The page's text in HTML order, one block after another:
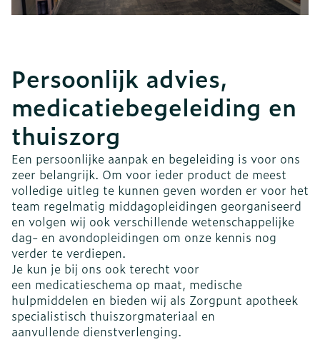
Persoonlijk advies,
medicatiebegeleiding en
thuiszorg
Een persoonlijke aanpak en begeleiding is voor ons
zeer belangrijk. Om voor ieder product de meest
volledige uitleg te kunnen geven worden er voor het
team regelmatig middagopleidingen georganiseerd
en volgen wij ook verschillende wetenschappelijke
dag- en avondopleidingen om onze kennis nog
verder te verdiepen.
Je kun je bij ons ook terecht voor
een medicatieschema op maat, medische
hulpmiddelen en bieden wij als Zorgpunt apotheek
specialistisch thuiszorgmateriaal en
aanvullende dienstverlenging.